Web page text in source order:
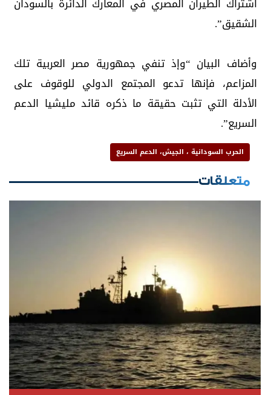
الشقيق”.
وأضاف البيان “وإذ تنفي جمهورية مصر العربية تلك
المزاعم، فإنها تدعو المجتمع الدولي للوقوف على
الأدلة التي تثبت حقيقة ما ذكره قائد مليشيا الدعم
السريع”.
الحرب السودانية ، الجيش، الدعم السريع
متعلقات